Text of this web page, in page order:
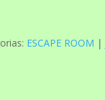
ESCAPE ROOM |